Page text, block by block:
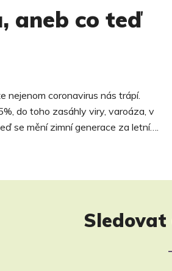
aneb co teď
nejenom coronavirus nás trápí.
do toho zasáhly viry, varoáza, v
se mění zimní generace za letní….
Sledovat